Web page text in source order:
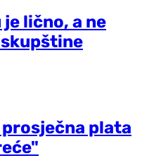
lično, a ne
prosječna plata